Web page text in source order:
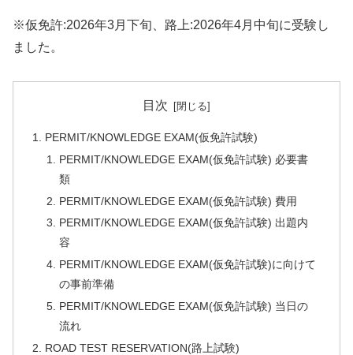
※仮免許:2026年3月下旬、路上:2026年4月中旬に受験し
ました。
目次
PERMIT/KNOWLEDGE EXAM(仮免許試験)
PERMIT/KNOWLEDGE EXAM(仮免許試験) 必要書
類
PERMIT/KNOWLEDGE EXAM(仮免許試験) 費用
PERMIT/KNOWLEDGE EXAM(仮免許試験) 出題内
容
PERMIT/KNOWLEDGE EXAM(仮免許試験)に向けて
の事前準備
PERMIT/KNOWLEDGE EXAM(仮免許試験) 当日の
流れ
ROAD TEST RESERVATION(路上試験)